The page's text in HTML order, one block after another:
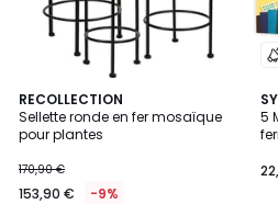
RECOLLECTION
Sellette ronde en fer mosaïque
pour plantes
170,90 €
153,90 € -9%
5